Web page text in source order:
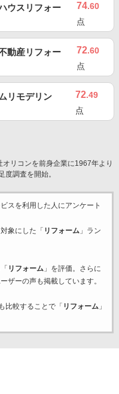
ウスリフォー
74.60
点
動産リフォー
72.60
点
リモデリン
72.49
点
リコンを前身企業に1967年より
度調査を開始。
スを利用した 人にアンケート
象にした「 リフォーム」ラン
リフォーム」を評価。さらに
ザーの声も掲載しています。
比較することで「 リフォーム」